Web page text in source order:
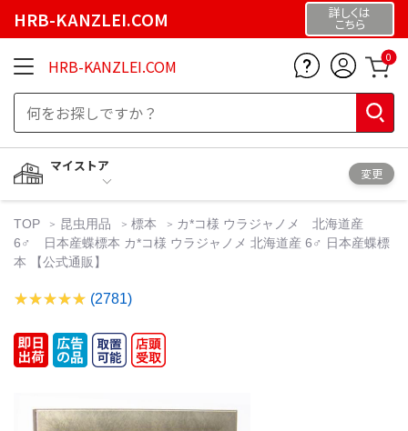
HRB-KANZLEI.COM 詳しくは
こちら
HRB-KANZLEI.COM 0
マイストア
変更
TOP 昆虫用品 標本
カ*コ様 ウラジャノメ 北海道産
6♂ 日本産蝶標本 カ*コ様 ウラジャノメ 北海道産 6♂ 日本産蝶標
本 【公式通販】
(2781)